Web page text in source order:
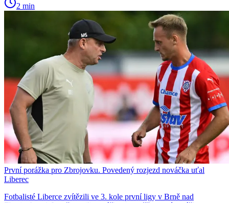
2 min
První porážka pro Zbrojovku. Povedený rozjezd nováčka uťal
Liberec
Fotbalisté Liberce zvítězili ve 3. kole první ligy v Brně nad